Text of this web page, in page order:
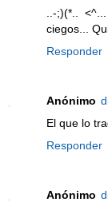
..-;)(*..
ciegos...
Responder
Anónimo
El que lo
Responder
Anónimo